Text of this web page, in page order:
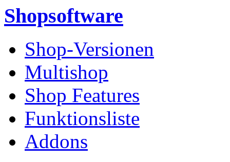
Shopsoftware
Shop-Versionen
Multishop
Shop Features
Funktionsliste
Addons